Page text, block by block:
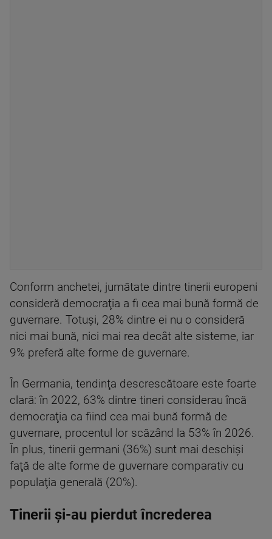
Conform anchetei, jumătate dintre tinerii europeni
consideră democraţia a fi cea mai bună formă de
guvernare. Totuşi, 28% dintre ei nu o consideră
nici mai bună, nici mai rea decât alte sisteme, iar
9% preferă alte forme de guvernare.
În Germania, tendinţa descrescătoare este foarte
clară: în 2022, 63% dintre tineri considerau încă
democraţia ca fiind cea mai bună formă de
guvernare, procentul lor scăzând la 53% în 2026.
În plus, tinerii germani (36%) sunt mai deschişi
faţă de alte forme de guvernare comparativ cu
populaţia generală (20%).
Tinerii și-au pierdut încrederea